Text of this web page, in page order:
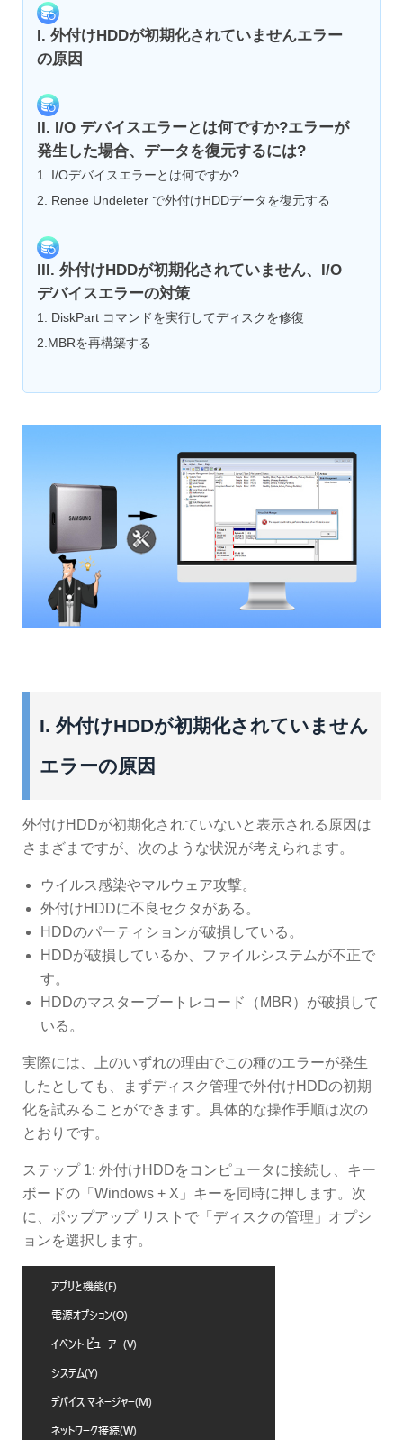
I. 外付けHDDが初期化されていませんエラー
の原因
II. I/O デバイスエラーとは何ですか?エラーが
発生した場合、データを復元するには?
1. I/Oデバイスエラーとは何ですか?
2. Renee Undeleter で外付けHDDデータを復元する
III. 外付けHDDが初期化されていません、I/O
デバイスエラーの対策
1. DiskPart コマンドを実行してディスクを修復
2.MBRを再構築する
I. 外付けHDDが初期化されていません
エラーの原因
外付けHDDが初期化されていないと表示される原因は
さまざまですが、次のような状況が考えられます。
ウイルス感染やマルウェア攻撃。
外付けHDDに不良セクタがある。
HDDのパーティションが破損している。
HDDが破損しているか、ファイルシステムが不正で
す。
HDDのマスターブートレコード（MBR）が破損して
いる。
実際には、上のいずれの理由でこの種のエラーが発生
したとしても、まずディスク管理で外付けHDDの初期
化を試みることができます。具体的な操作手順は次の
とおりです。
ステップ 1: 外付けHDDをコンピュータに接続し、キー
ボードの「Windows + X」キーを同時に押します。次
に、ポップアップ リストで「ディスクの管理」オプシ
ョンを選択します。